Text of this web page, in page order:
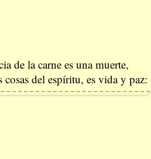
de la carne es una muerte,
cosas del espíritu, es vida y paz: